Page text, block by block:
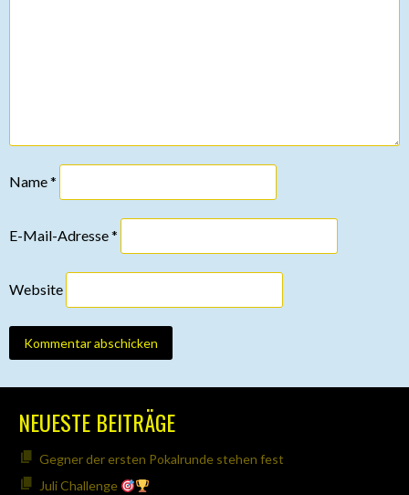
Name*
E-Mail-Adresse*
Website
NEUESTE BEITRÄGE
Gegner der ersten Pokalrunde stehen fest
Juli Challenge